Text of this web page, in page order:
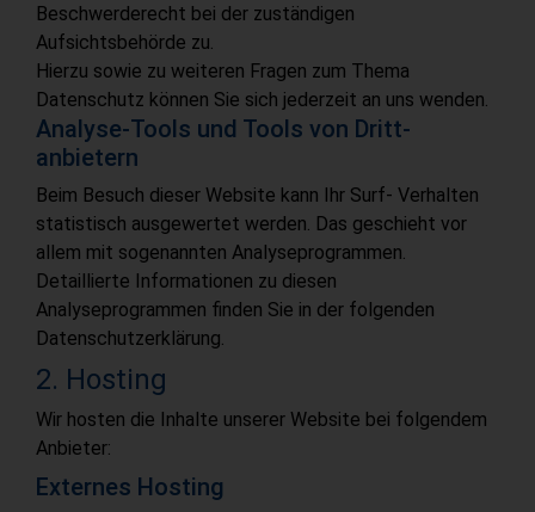
Beschwerderecht bei der zuständigen
Aufsichtsbehörde zu.
Hierzu sowie zu weiteren Fragen zum Thema
Datenschutz können Sie sich jederzeit an uns wenden.
Analyse-Tools und Tools von Dritt­
anbietern
Beim Besuch dieser Website kann Ihr Surf- Verhalten
statistisch ausgewertet werden. Das geschieht vor
allem mit sogenannten Analyseprogrammen.
Detaillierte Informationen zu diesen
Analyseprogrammen finden Sie in der folgenden
Datenschutzerklärung.
2. Hosting
Wir hosten die Inhalte unserer Website bei folgendem
Anbieter:
Externes Hosting